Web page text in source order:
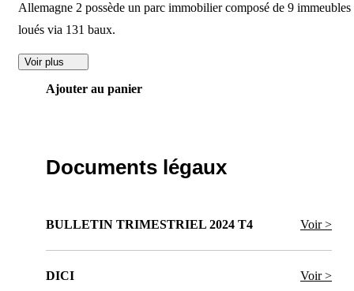
Allemagne 2 possède un parc immobilier composé de 9 immeubles
loués via 131 baux.
Voir plus
Ajouter au panier
Documents légaux
BULLETIN TRIMESTRIEL 2024 T4 Voir >
DICI Voir >